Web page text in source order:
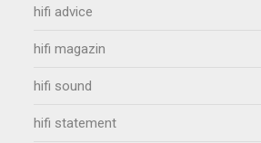
hifi advice
hifi magazin
hifi sound
hifi statement